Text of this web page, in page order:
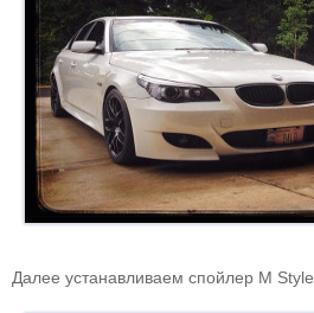
Далее устанавливаем спойлер M Style.